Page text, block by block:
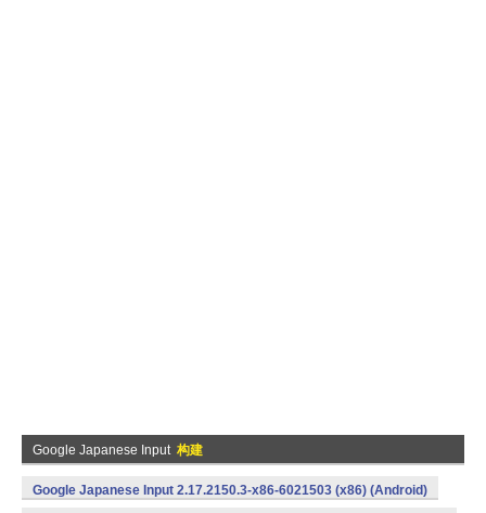
Google Japanese Input 构建
Google Japanese Input 2.17.2150.3-x86-6021503 (x86) (Android)